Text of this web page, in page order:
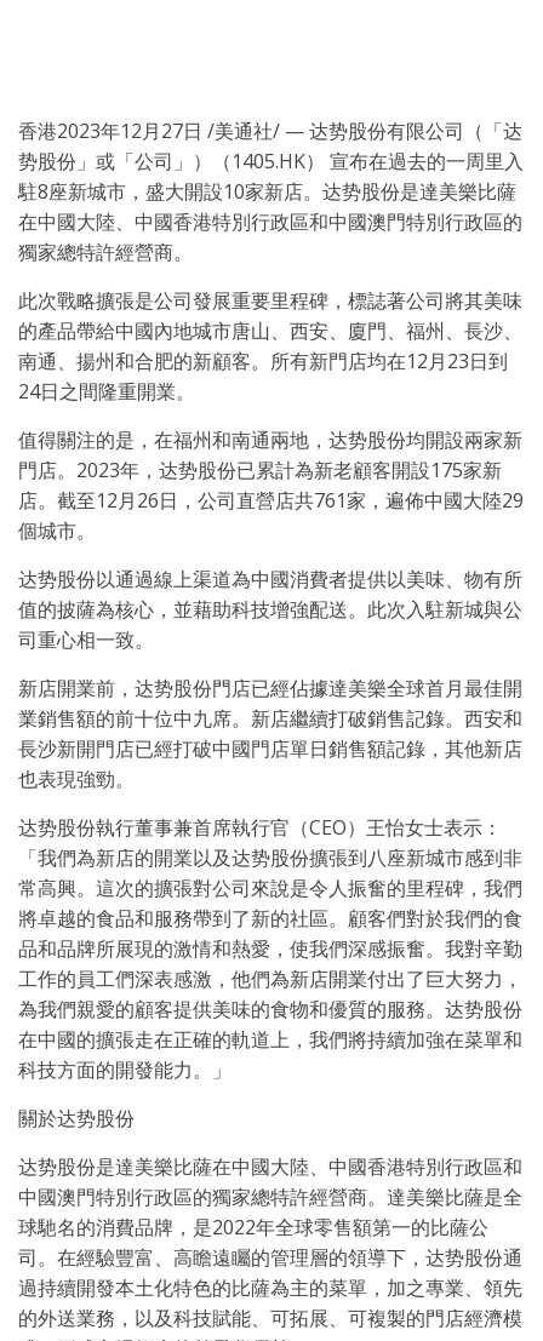
香港2023年12月27日 /美通社/ — 达势股份有限公司（「达
势股份」或「公司」）（1405.HK） 宣布在過去的一周里入
駐8座新城市，盛大開設10家新店。达势股份是達美樂比薩
在中國大陸、中國香港特別行政區和中國澳門特別行政區的
獨家總特許經營商。
此次戰略擴張是公司發展重要里程碑，標誌著公司將其美味
的產品帶給中國內地城市唐山、西安、廈門、福州、長沙、
南通、揚州和合肥的新顧客。所有新門店均在12月23日到
24日之間隆重開業。
值得關注的是，在福州和南通兩地，达势股份均開設兩家新
門店。2023年，达势股份已累計為新老顧客開設175家新
店。截至12月26日，公司直營店共761家，遍佈中國大陸29
個城市。
达势股份以通過線上渠道為中國消費者提供以美味、物有所
值的披薩為核心，並藉助科技增強配送。此次入駐新城與公
司重心相一致。
新店開業前，达势股份門店已經佔據達美樂全球首月最佳開
業銷售額的前十位中九席。新店繼續打破銷售記錄。西安和
長沙新開門店已經打破中國門店單日銷售額記錄，其他新店
也表現強勁。
达势股份執行董事兼首席執行官（CEO）王怡女士表示：
「我們為新店的開業以及达势股份擴張到八座新城市感到非
常高興。這次的擴張對公司來說是令人振奮的里程碑，我們
將卓越的食品和服務帶到了新的社區。顧客們對於我們的食
品和品牌所展現的激情和熱愛，使我們深感振奮。我對辛勤
工作的員工們深表感激，他們為新店開業付出了巨大努力，
為我們親愛的顧客提供美味的食物和優質的服務。达势股份
在中國的擴張走在正確的軌道上，我們將持續加強在菜單和
科技方面的開發能力。」
關於达势股份
达势股份是達美樂比薩在中國大陸、中國香港特別行政區和
中國澳門特別行政區的獨家總特許經營商。達美樂比薩是全
球馳名的消費品牌，是2022年全球零售額第一的比薩公
司。在經驗豐富、高瞻遠矚的管理層的領導下，达势股份通
過持續開發本土化特色的比薩為主的菜單，加之專業、領先
的外送業務，以及科技賦能、可拓展、可複製的門店經濟模